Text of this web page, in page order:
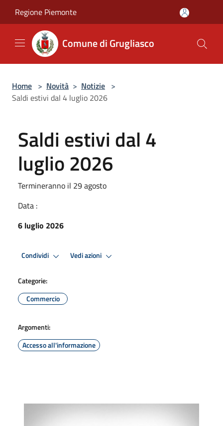
Regione Piemonte
Comune di Grugliasco
Home > Novità > Notizie >
Saldi estivi dal 4 luglio 2026
Saldi estivi dal 4
luglio 2026
Termineranno il 29 agosto
Data :
6 luglio 2026
Condividi Vedi azioni
Categorie:
Commercio
Argomenti:
Accesso all'informazione